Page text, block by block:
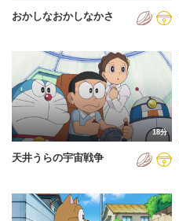
おかしなおかしなかさ
18分
天井うらの宇宙戦争